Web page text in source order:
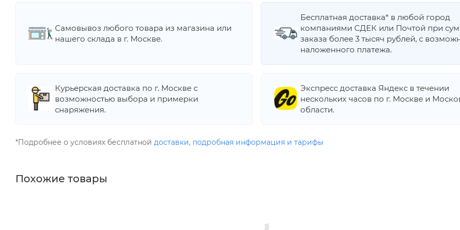
Самовывоз любого товара из магазина или
нашего склада в г. Москве.
Бесплатная доставка* в любой город
компаниями СДЕК или Почтой при
заказа более 3 тысяч рублей, с
наложенного платежа.
Курьерская доставка по г. Москве с
возможностью выбора и примерки
снаряжения.
Экспресс доставка Яндекс в течении
нескольких часов по г. Москве и
области.
*Подробнее о условиях бесплатной доставки, подробная информация и тарифы
Похожие товары